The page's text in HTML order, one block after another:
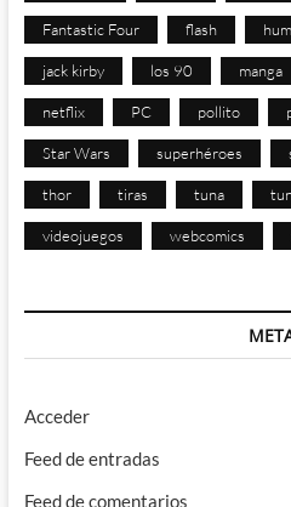
Fantastic Four flash
jack kirby los 90 manga
netflix PC pollito
Star Wars superhéroes
thor tiras tuna
videojuegos webcomics
Acceder
Feed de entradas
Feed de comentarios